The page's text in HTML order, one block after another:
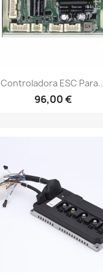
Vista rápida
Controladora ESC
96,00 €